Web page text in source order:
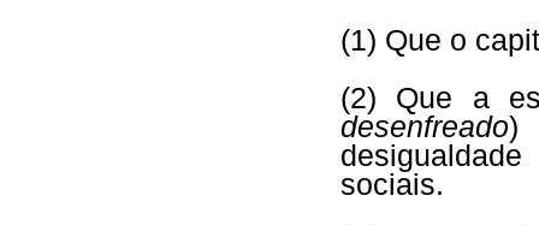
(1) Que o
(2) Que a
desenfreado)
sociais.